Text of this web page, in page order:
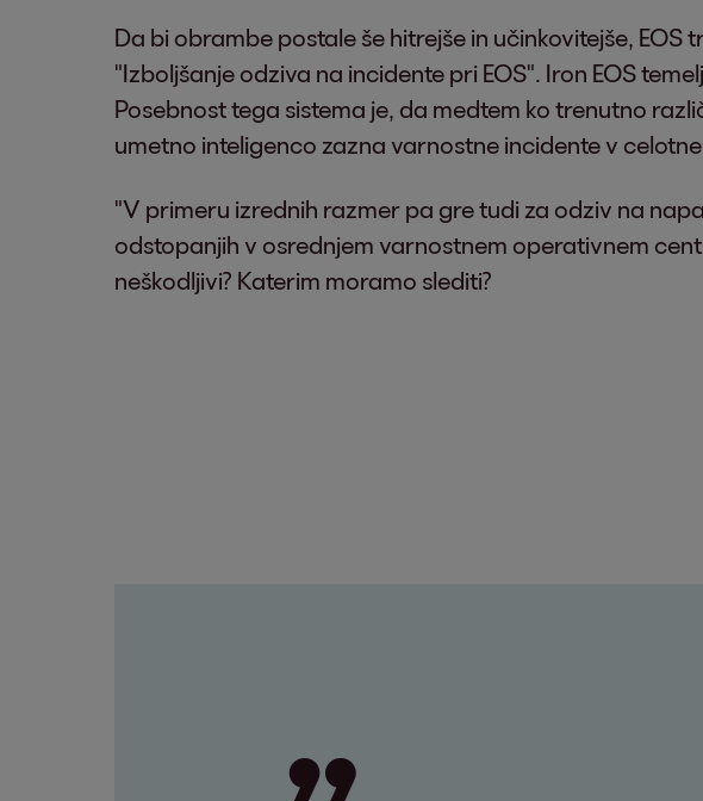
Da bi obrambe postale še hitrejše in učinkovitejše,
"Izboljšanje odziva na incidente pri EOS". Iron EOS
Posebnost tega sistema je, da medtem ko trenutno
umetno inteligenco zazna varnostne incidente v
"V primeru izrednih razmer pa gre tudi za odziv na
odstopanjih v osrednjem varnostnem operativnem
neškodljivi? Katerim moramo slediti?